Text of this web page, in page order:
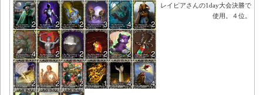
レイピアさんの1day大会決勝で
使用。４位。